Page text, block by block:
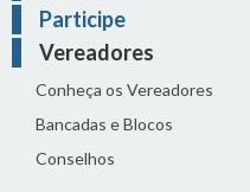
Participe
Vereadores
Conheça os Vereadores
Bancadas e Blocos
Conselhos